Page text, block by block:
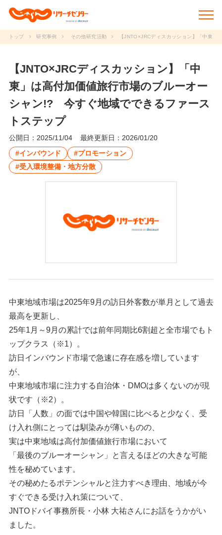
新着情報
調査データ
動画で学ぶ
研究冊子
トップ 研究事例 その他研究活動 【JNTO×JRCディスカッション】「中東
【JNTO×JRCディスカッション】「中
東」は高付加価値旅行市場のブルーオー
シャン!? 今すぐ地域でできるファース
トステップ
公開日：2025/11/04
最終更新日：2026/01/20
#インバウンド
#プロモーション
#受入環境整備・地方分散
中東地域市場は2025年9月の訪日外客数が単月として過去
最高を更新し、
25年1月～9月の累計では前年同期比6割超と全市場でもト
ップクラス（※1）。
訪日インバウンド市場で急速に存在感を増しています
が、
中東地域市場に注力する自治体・DMOは多くないのが現
状です（※2）。
訪日「人数」の面では中国や韓国に比べると少なく、受
け入れ側にとっては馴染みが薄いものの、
実は中東地域は高付加価値旅行市場において
「最後のブルーオーシャン」と言えるほどの大きな可能
性を秘めています。
その秘めたるポテンシャルと注力すべき理由、地域が今
すぐできる受け入れ策について、
JNTOドバイ事務所長・小林 大祐さんにお話をうかがい
ました。